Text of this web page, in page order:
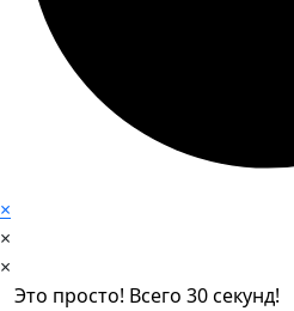
×
×
×
Это просто! Всего 30 секунд!